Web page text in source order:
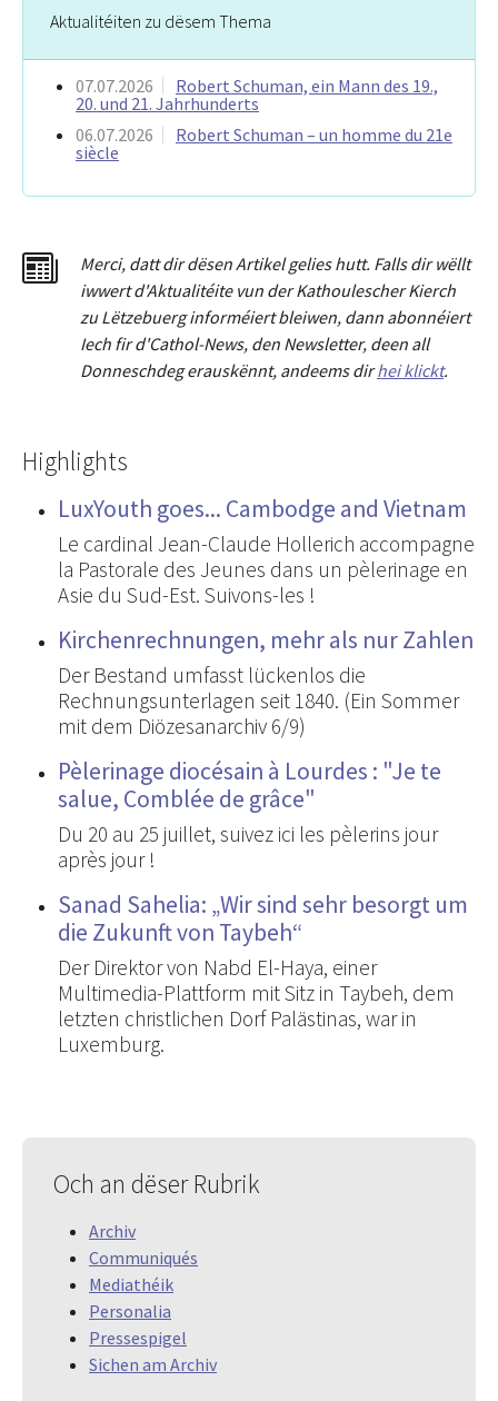
Aktualitéiten zu dësem Thema
07.07.2026
Robert Schuman, ein Mann des 19.,
20. und 21. Jahrhunderts
06.07.2026
Robert Schuman – un homme du 21e
siècle
Merci, dattdir dësen Artikel gelies hutt. Falls dir wëllt
iwwert d'Aktualitéite vun der Kathoulescher Kierch
zu Lëtzebuerg informéiert bleiwen, dann abonnéiert
Iech fir d'Cathol-News, den Newsletter, deen all
Donneschdeg erauskënnt, andeems dirhei klickt.
Highlights
LuxYouth goes... Cambodge and Vietnam
Le cardinal Jean-Claude Hollerich accompagne
la Pastorale des Jeunes dans un pèlerinage en
Asie du Sud-Est. Suivons-les !
Kirchenrechnungen, mehr als nur Zahlen
Der Bestand umfasst lückenlos die
Rechnungsunterlagen seit 1840. (Ein Sommer
mit dem Diözesanarchiv 6/9)
Pèlerinage diocésain à Lourdes : "Je te
salue, Comblée de grâce"
Du 20 au 25 juillet, suivez ici les pèlerins jour
après jour !
Sanad Sahelia: „Wir sind sehr besorgt um
die Zukunft von Taybeh“
Der Direktor von Nabd El-Haya, einer
Multimedia-Plattform mit Sitz in Taybeh, dem
letzten christlichen Dorf Palästinas, war in
Luxemburg.
Och an dëser Rubrik
Archiv
Communiqués
Mediathéik
Personalia
Pressespigel
Sichen am Archiv